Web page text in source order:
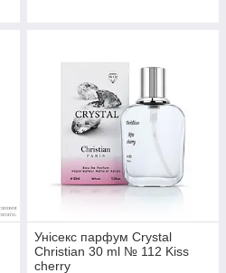
Унісекс парфум Crystal
Christian 30 ml № 112 Kiss
cherry